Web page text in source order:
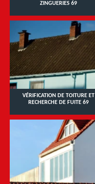
ZINGUERIES 69
VÉRIFICATION DE TOITURE ET
RECHERCHE DE FUITE 69